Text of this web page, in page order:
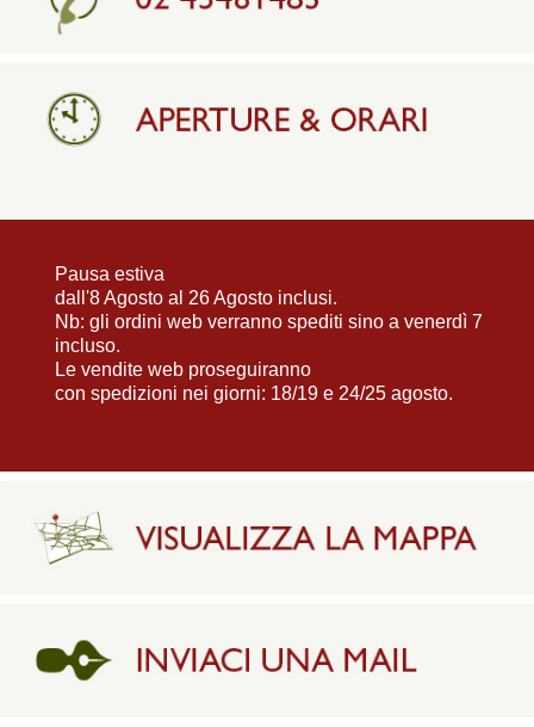
Pausa estiva
dall'8 Agosto al 26 Agosto inclusi.
Nb: gli ordini web verranno spediti sino a venerdì 7
incluso.
Le vendite web proseguiranno
con spedizioni nei giorni: 18/19 e 24/25 agosto.